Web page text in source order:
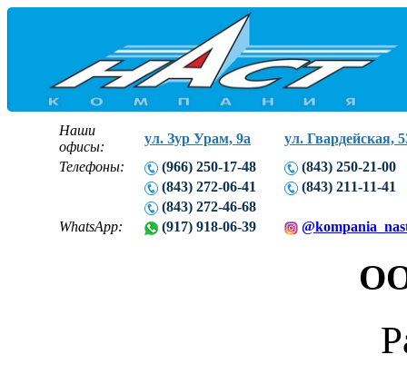
Наши
офисы:
ул. Зур Урам, 9а
ул. Гвардейская,
Телефоны:
(966) 250-17-48
(843) 250-21-00
(843) 272-06-41
(843) 211-11-41
(843) 272-46-68
WhatsApp:
(917) 918-06-39